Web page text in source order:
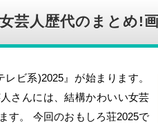
芸人歴代のまとめ!
ビ系)2025』が始まります。
さんには、結構かわいい女芸
す。 今回のおもしろ荘2025で